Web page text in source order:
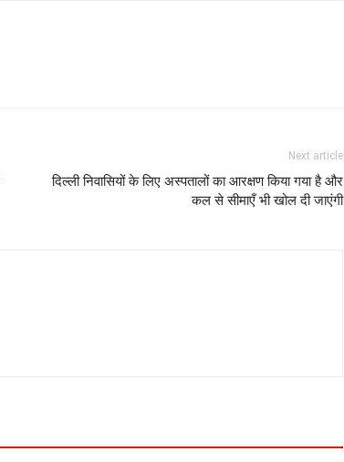
Next article
दिल्ली निवासियों के लिए अस्पतालों का आरक्षण किया गया है और
कल से सीमाएँ भी खोल दी जाएंगी